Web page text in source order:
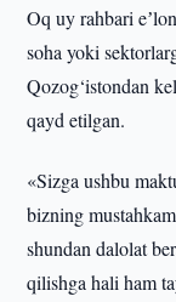
Oq uy rahbari
soha yoki
Qozog‘istondan
qayd etilgan.
«Sizga ushbu
bizning
shundan dalolat
qilishga hali ham